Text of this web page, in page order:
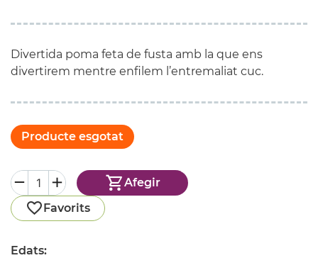
Divertida poma feta de fusta amb la que ens
divertirem mentre enfilem l’entremaliat cuc.
Producte esgotat
Afegir
Favorits
Edats: